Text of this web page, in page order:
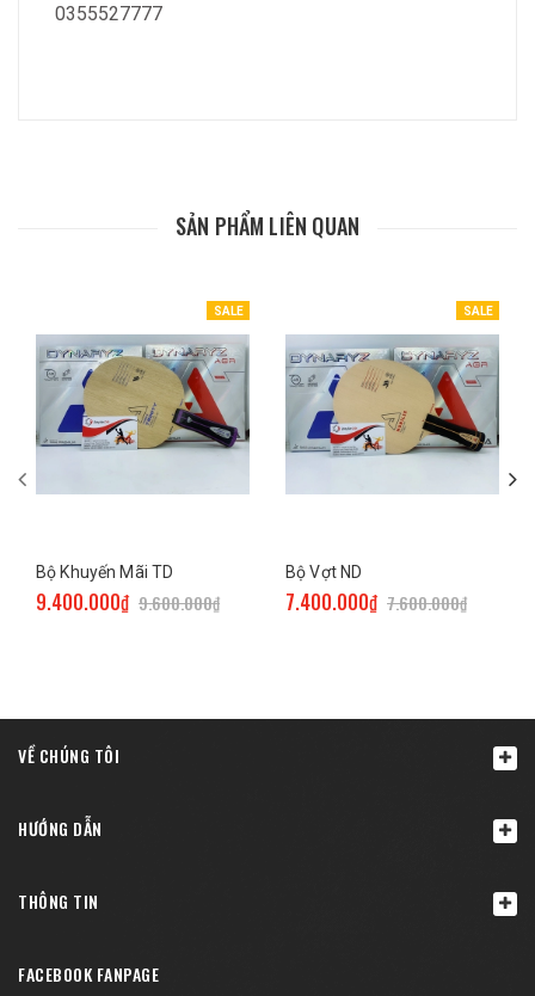
0355527777
SẢN PHẨM LIÊN QUAN
SALE
Bộ Khuyến Mãi TD
9.400.000₫ 9.600.000₫
SALE
Bộ Vợt ND
7.400.000₫ 7.600.000₫
VỀ CHÚNG TÔI
HƯỚNG DẪN
THÔNG TIN
FACEBOOK FANPAGE